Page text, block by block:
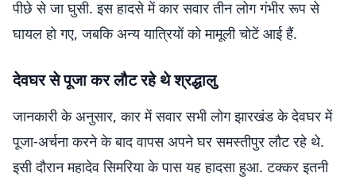
पीछे से जा घुसी. इस हादसे में कार सवार तीन लोग गंभीर रूप से
घायल हो गए, जबकि अन्य यात्रियों को मामूली चोटें आई हैं.
देवघर से पूजा कर लौट रहे थे श्रद्धालु
जानकारी के अनुसार, कार में सवार सभी लोग झारखंड के देवघर में
पूजा-अर्चना करने के बाद वापस अपने घर समस्तीपुर लौट रहे थे.
इसी दौरान महादेव सिमरिया के पास यह हादसा हुआ. टक्कर इतनी